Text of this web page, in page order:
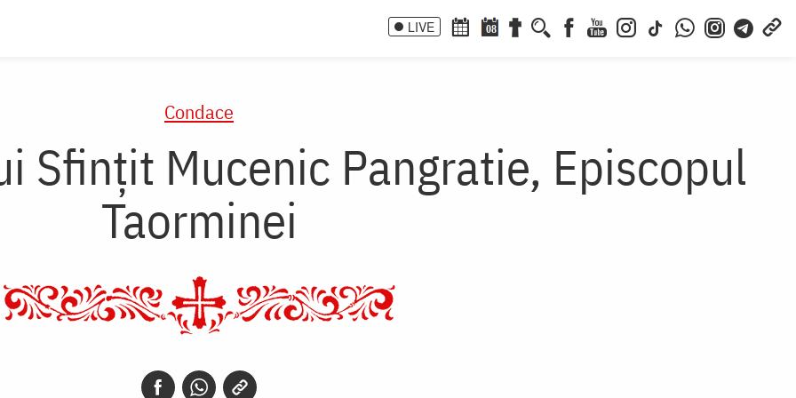
LIVE 08
Condace
Sfinţit Mucenic Pangratie, Episcopul
Taorminei